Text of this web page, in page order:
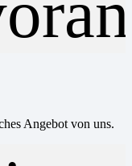
Angebot von uns.